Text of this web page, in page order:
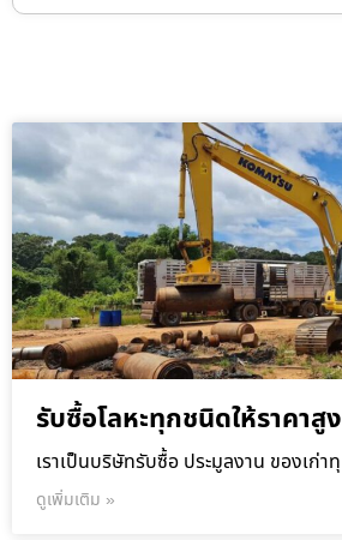
รับซื้อโลหะทุกชนิดให้ราคาสูง
เราเป็นบริษัทรับซื้อ ประมูลงาน ของเก่าทุ
ดูเพิ่มเติม »